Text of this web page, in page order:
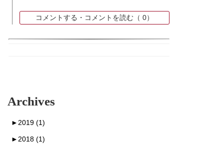
コメントする・コメントを読む（ 0）
Archives
► 2019 (1)
► 2018 (1)